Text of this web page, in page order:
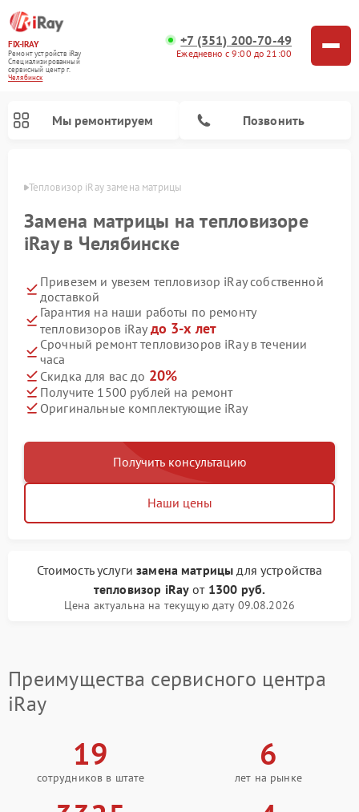
FIX-IRAY
Ремонт устройств iRay
Специализированный
cервисный центр г.
Челябинск
+7 (351) 200-70-49
Ежедневно с 9:00 до 21:00
Мы ремонтируем Позвонить
Тепловизор iRay замена матрицы
Замена матрицы на тепловизоре
iRay в Челябинске
Привезем и увезем тепловизор iRay собственной
доставкой
Гарантия на наши работы по ремонту
тепловизоров iRay до 3-х лет
Срочный ремонт тепловизоров iRay в течении
часа
Скидка для вас до 20%
Получите 1500 рублей на ремонт
Оригинальные комплектующие iRay
Получить консультацию
Наши цены
Стоимость услугизамена матрицы для устройства
тепловизор iRay от 1300 руб.
Цена актуальна на текущую дату 09.08.2026
Преимущества сервисного центра
iRay
19
сотрудников в штате
6
лет на рынке